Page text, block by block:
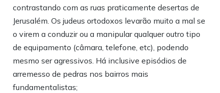
contrastando com as ruas praticamente desertas de
Jerusalém. Os judeus ortodoxos levarão muito a mal se
o virem a conduzir ou a manipular qualquer outro tipo
de equipamento (câmara, telefone, etc), podendo
mesmo ser agressivos. Há inclusive episódios de
arremesso de pedras nos bairros mais
fundamentalistas;